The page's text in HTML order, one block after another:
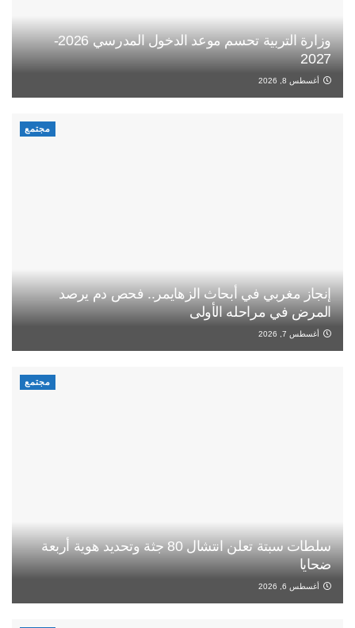
وزارة التربية تحسم موعد الدخول المدرسي 2026-
2027
أغسطس 8, 2026
مجتمع
إنجاز مغربي في أبحاث الزهايمر.. فحص دم يرصد
المرض في مراحله الأولى
أغسطس 7, 2026
مجتمع
سلطات سبتة تعلن انتشال 80 جثة وتحديد هوية أربعة
ضحايا
أغسطس 6, 2026